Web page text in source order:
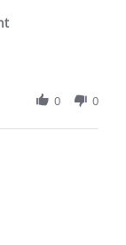
si rezistent
0 0